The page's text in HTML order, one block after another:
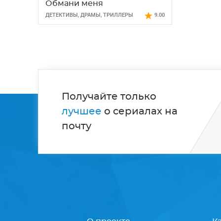
Обмани меня
ДЕТЕКТИВЫ, ДРАМЫ, ТРИЛЛЕРЫ 9.00
Получайте только
лучшее о сериалах на
почту